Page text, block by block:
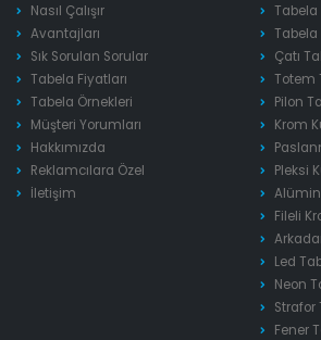
Nasıl Çalışır
Avantajları
Sık Sorulan Sorular
Tabela Fiyatları
Tabela Örnekleri
Müşteri Yorumları
Hakkımızda
Reklamcılara Özel
İletişim
Tabela
Çatı
Totem
Pilon
Krom
Pleksi
Fileli
Led
Neon
Strafor
Fener